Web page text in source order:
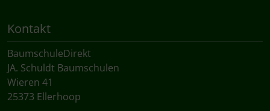
Kontakt
BaumschuleDirekt
JA. Schuldt Baumschulen
Wieren 41
25373 Ellerhoop